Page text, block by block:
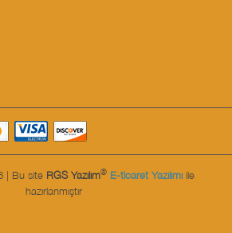
| Bu site RGS Yazılım® E-ticaret Yazılımıile
hazırlanmıştır